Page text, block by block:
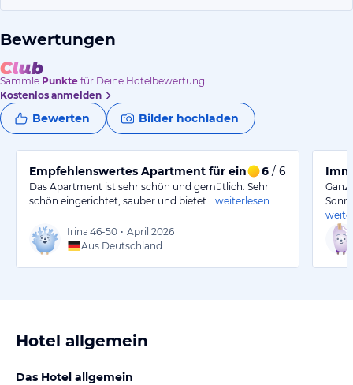
Bewertungen
Sammle Punkte für Deine Hotelbewertung.
Kostenlos anmelden
Bewerten Bilder hochladen
Empfehlenswertes Apartment für einen entspannten
6 / 6
Das Apartment ist sehr schön und gemütlich. Sehr
schön eingerichtet, sauber und bietet…
weiterlesen
Irina 46-50 • April 2026
Aus Deutschland
Ganz
Hotel allgemein
Das Hotel allgemein